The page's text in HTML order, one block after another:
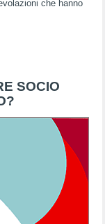
che hanno
SOCIO